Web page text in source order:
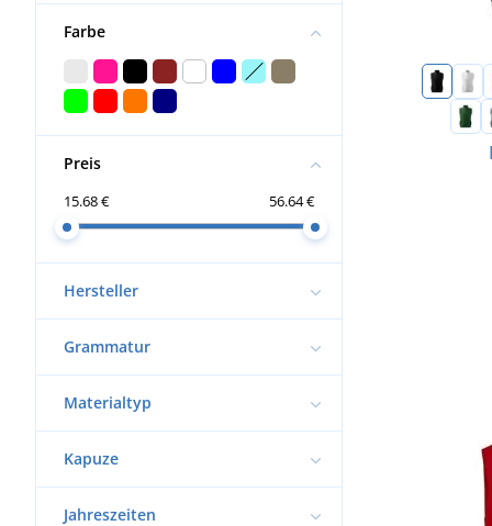
Farbe
Preis
15.68 € 56.64 €
Hersteller
Grammatur
Materialtyp
Kapuze
Jahreszeiten